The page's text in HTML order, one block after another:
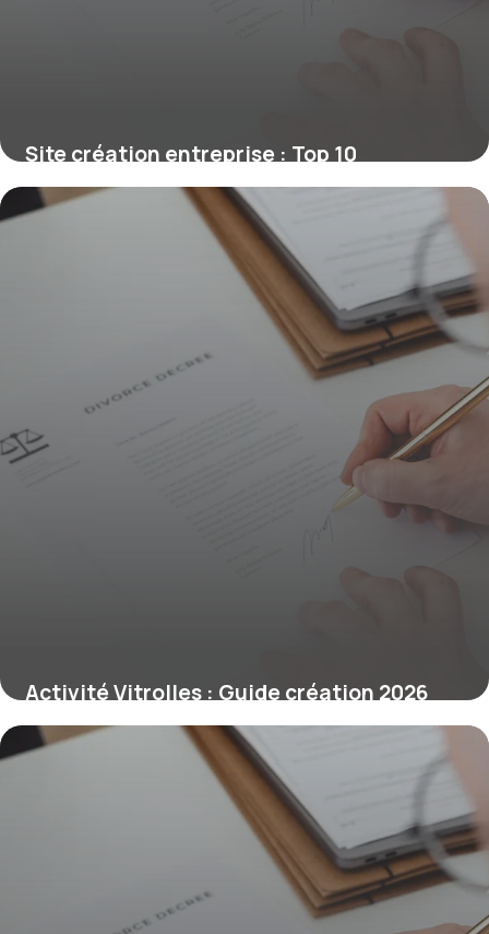
Site création entreprise : Top 10
plateformes 2026
Activité Vitrolles : Guide création 2026
16 juin 2026